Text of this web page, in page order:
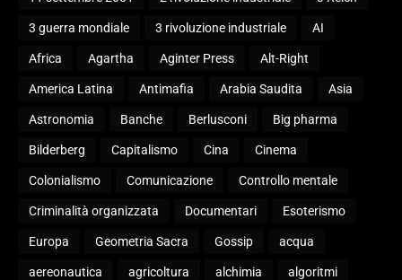
3 guerra mondiale 3 rivoluzione industriale AI
Africa Agartha Aginter Press Alt-Right
America Latina Antimafia Arabia Saudita Asia
Astronomia Banche Berlusconi Big pharma
Bilderberg Capitalismo Cina Cinema
Colonialismo Comunicazione Controllo mentale
Criminalità organizzata Documentari Esoterismo
Europa Geometria Sacra Gossip acqua
aereonautica agricoltura alchimia algoritmi